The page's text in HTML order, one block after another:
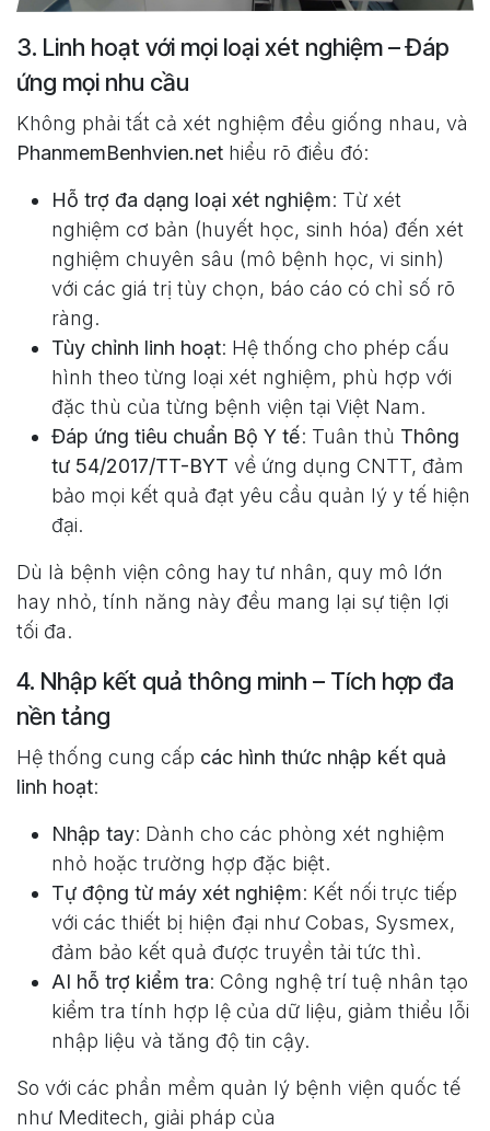
3. Linh hoạt với mọi loại xét nghiệm – Đáp
ứng mọi nhu cầu
Không phải tất cả xét nghiệm đều giống nhau, và
PhanmemBenhvien.net hiểu rõ điều đó:
Hỗ trợ đa dạng loại xét nghiệm: Từ xét
nghiệm cơ bản (huyết học, sinh hóa) đến xét
nghiệm chuyên sâu (mô bệnh học, vi sinh)
với các giá trị tùy chọn, báo cáo có chỉ số rõ
ràng.
Tùy chỉnh linh hoạt: Hệ thống cho phép cấu
hình theo từng loại xét nghiệm, phù hợp với
đặc thù của từng bệnh viện tại Việt Nam.
Đáp ứng tiêu chuẩn Bộ Y tế: Tuân thủ Thông
tư 54/2017/TT-BYT về ứng dụng CNTT, đảm
bảo mọi kết quả đạt yêu cầu quản lý y tế hiện
đại.
Dù là bệnh viện công hay tư nhân, quy mô lớn
hay nhỏ, tính năng này đều mang lại sự tiện lợi
tối đa.
4. Nhập kết quả thông minh – Tích hợp đa
nền tảng
Hệ thống cung cấp các hình thức nhập kết quả
linh hoạt:
Nhập tay: Dành cho các phòng xét nghiệm
nhỏ hoặc trường hợp đặc biệt.
Tự động từ máy xét nghiệm: Kết nối trực tiếp
với các thiết bị hiện đại như Cobas, Sysmex,
đảm bảo kết quả được truyền tải tức thì.
AI hỗ trợ kiểm tra: Công nghệ trí tuệ nhân tạo
kiểm tra tính hợp lệ của dữ liệu, giảm thiểu lỗi
nhập liệu và tăng độ tin cậy.
So với các phần mềm quản lý bệnh viện quốc tế
như Meditech, giải pháp của